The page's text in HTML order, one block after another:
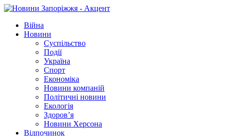
Війна
Новини
Суспільство
Події
Україна
Спорт
Економіка
Новини компаній
Політичні новини
Екологія
Здоров’я
Новини Херсона
Відпочинок